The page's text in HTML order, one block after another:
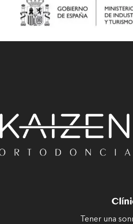
Tener una